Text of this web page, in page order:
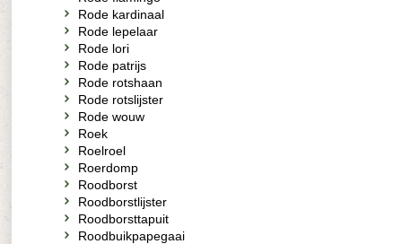
Rode kardinaal
Rode lepelaar
Rode lori
Rode patrijs
Rode rotshaan
Rode rotslijster
Rode wouw
Roek
Roelroel
Roerdomp
Roodborst
Roodborstlijster
Roodborsttapuit
Roodbuikpapegaai